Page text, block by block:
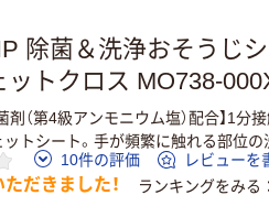
除菌＆洗浄おそうじ
トクロス MO738-
剤（第4級アンモニウム塩）配合】1
トシート。手が頻繁に触れる部位の
10件の評価 レビューを
だきました！ ランキングをみる